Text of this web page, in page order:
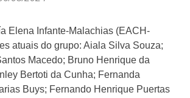
Elena Infante-Malachias (EACH-
atuais do grupo: Aiala Silva Souza;
Macedo; Bruno Henrique da
Bertoti da Cunha; Fernanda
Buys; Fernando Henrique Puertas